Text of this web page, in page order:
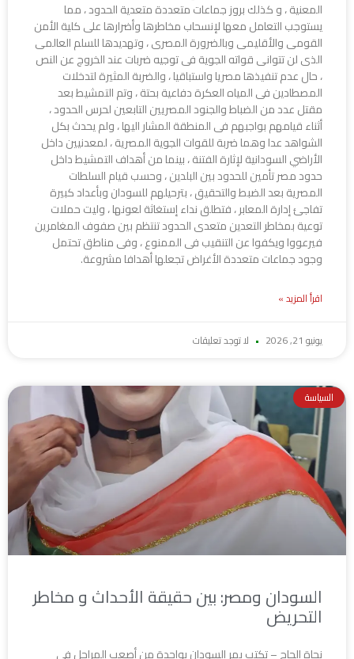
المعنية ، و كذلك بروز جماعات متعددة متعدية الحدود ، مما
يستوجب التعامل معها لإنسحاب مخاطرها وأضرارها على كلية الأمن
القومى والأقليمى وبالضرورة المصرى ، وتهديدها للسلم العالمى
الذى لن تتوانى قواته الجوية فى توجيه ضربات عند الخروج عن النص
، حال عدم تنفيذها مصريا واستباقيا ، والضربة المثيرة لتدخلات
المصطادين فى المياه العكرة دفاعية بحتة ، وتم التمشيط بعد
مقتل عدد من الضباط والجنود المصريين التابعين لحرس الحدود ،
أثناء قيامهم بواجبهم فى المنطقة المشار اليها ، ولم يحدث بكل
الشواهد عدا وهما ضربة للقوات الجوية المصرية ، لمعدنيين داخل
الأراضي السودانية لإثارة الفتنة ، بينما من أهداف التمشيط داخل
حدود مصر تأمين للحدود بين البلدين ، وحسب قيام السلطات
المصرية بعد الضبط والتحقيق ، بترحيلهم للسودان وبأعداد كبيرة
تفاجئ إدارة المعابر ، فتطلق نداء إستغاثة لعونها ، وليت حملات
توعية بمخاطر التعدين متعدى الحدود تنتظم بين صفوف المغامرين
فيرعووا ويكفوا عن التنقيب فى الممنوع ، وفى مناطق تحتمل
وجود جماعات متعددة الأغراض تجعلها أهدافا مشروعة.
اقرأ المزيد »
يونيو 21, 2026 لا توجد تعليقات
السياسة
السودان ومصر: بين حقيقة الأحداث و مخاطر
التحريض
نجاة الحاج – تكتب يمر السودان بواحدة من أصعب المراحل في